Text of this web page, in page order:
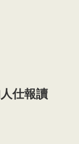
仕報讀